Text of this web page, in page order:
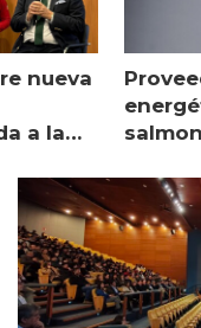
nueva
a la